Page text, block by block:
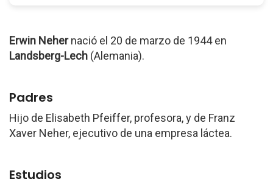
Erwin Nehernació el 20 de marzo de 1944 en
Landsberg-Lech (Alemania).
Padres
Hijo de Elisabeth Pfeiffer, profesora, y de Franz
Xaver Neher, ejecutivo de una empresa láctea.
Estudios